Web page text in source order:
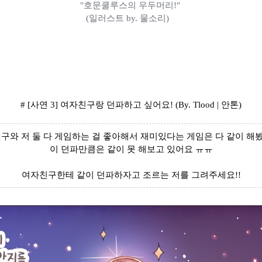
"호문쿨루스의 우두머리!"
(일러스트 by. 물소리)
# [사연 3] 여자친구랑 던파하고 싶어요! (By. Tlood | 안톤)
와 저 둘 다 게임하는 걸 좋아해서 재미있다는 게임은 다 같이 해
이 던파만큼은 같이 못 해보고 있어요 ㅠㅠ
여자친구한테 같이 던파하자고 조르는 저를 그려주세요!!